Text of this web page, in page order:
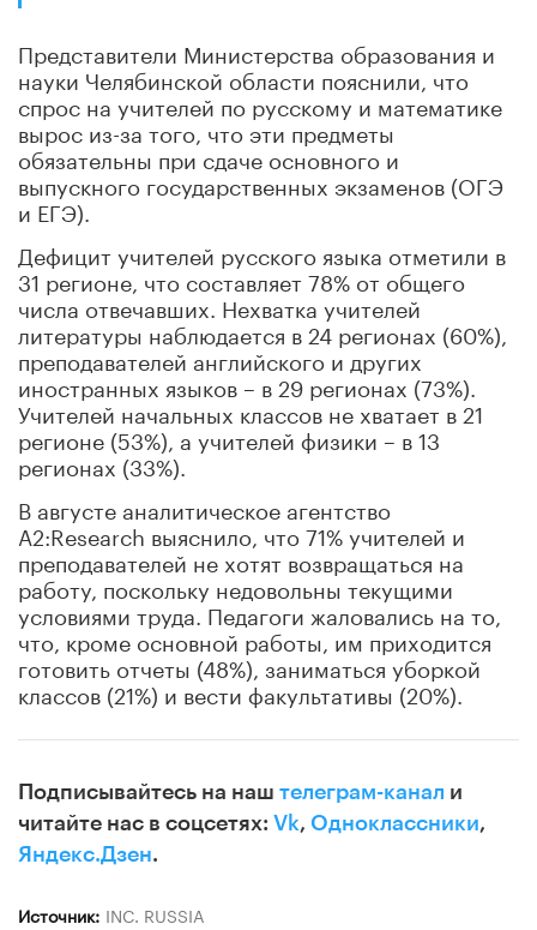
Представители Министерства образования и
науки Челябинской области пояснили, что
спрос на учителей по русскому и математике
вырос из-за того, что эти предметы
обязательны при сдаче основного и
выпускного государственных экзаменов (ОГЭ
и ЕГЭ).
Дефицит учителей русского языка отметили в
31 регионе, что составляет 78% от общего
числа отвечавших. Нехватка учителей
литературы наблюдается в 24 регионах (60%),
преподавателей английского и других
иностранных языков – в 29 регионах (73%).
Учителей начальных классов не хватает в 21
регионе (53%), а учителей физики – в 13
регионах (33%).
В августе аналитическое агентство
A2:Research выяснило, что 71% учителей и
преподавателей не хотят возвращаться на
работу, поскольку недовольны текущими
условиями труда. Педагоги жаловались на то,
что, кроме основной работы, им приходится
готовить отчеты (48%), заниматься уборкой
классов (21%) и вести факультативы (20%).
Подписывайтесь на наш телеграм-канал и
читайте нас в соцсетях: Vk, Одноклассники,
Яндекс.Дзен.
Источник: INC. RUSSIA